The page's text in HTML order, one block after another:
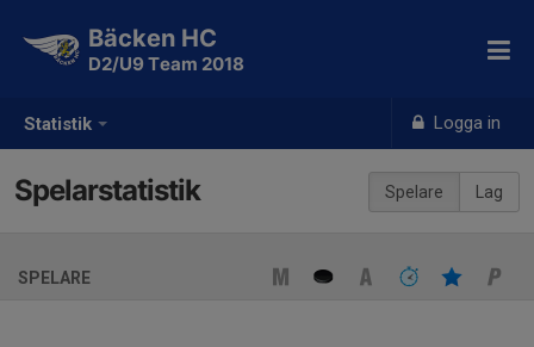
Statistik Logga in
Bäcken HC
D2/U9 Team 2018
Spelare Lag
Spelarstatistik
SPELARE